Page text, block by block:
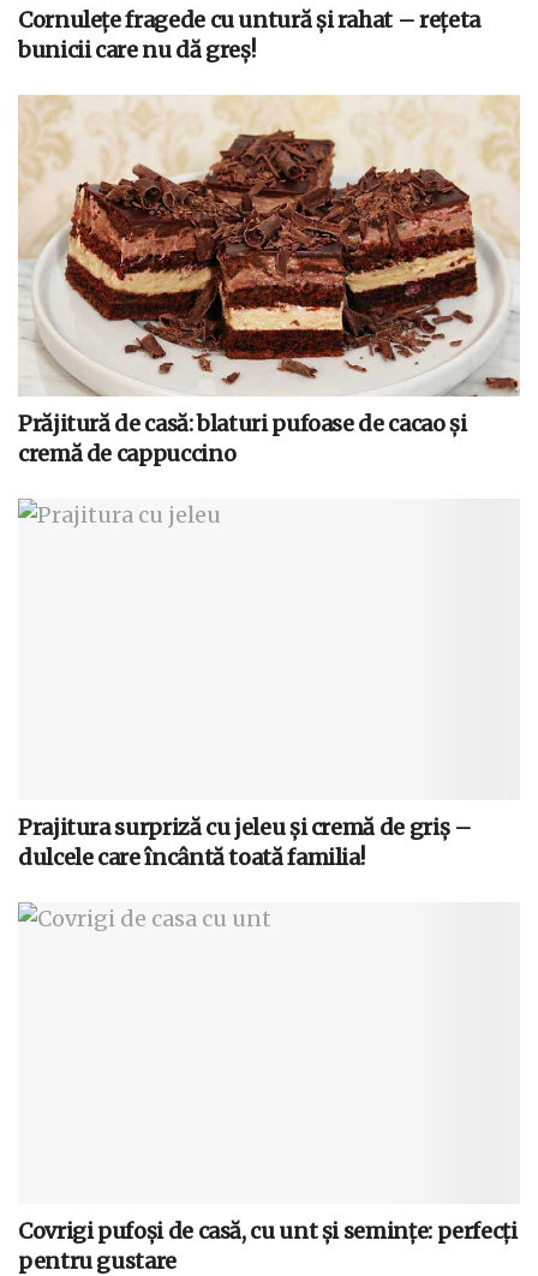
Cornulețe fragede cu untură și rahat – rețeta
bunicii care nu dă greș!
Prăjitură de casă: blaturi pufoase de cacao și
cremă de cappuccino
Prajitura surpriză cu jeleu și cremă de griș –
dulcele care încântă toată familia!
Covrigi pufoși de casă, cu unt și semințe: perfecți
pentru gustare